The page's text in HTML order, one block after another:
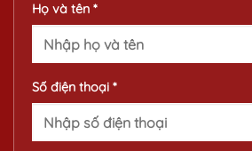
Họ và tên *
Số điện thoại *